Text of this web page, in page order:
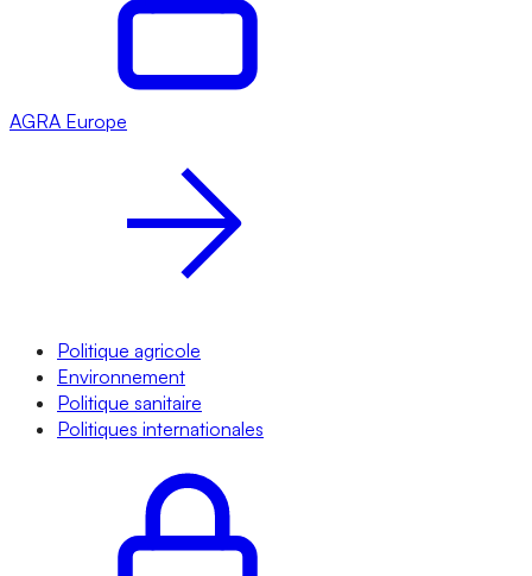
AGRA Europe
Politique agricole
Environnement
Politique sanitaire
Politiques internationales